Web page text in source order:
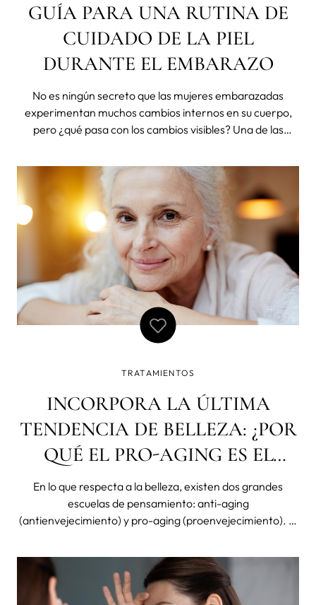
GUÍA PARA UNA RUTINA DE
CUIDADO DE LA PIEL
DURANTE EL EMBARAZO
No es ningún secreto que las mujeres embarazadas
experimentan muchos cambios internos en su cuerpo,
pero ¿qué pasa con los cambios visibles? Una de las
embarazada es el cuidado de la piel. ¿Qué ingredientes
puedes seguir utilizando? ¿Qué debes evitar
TRATAMIENTOS
INCORPORA LA ÚLTIMA
TENDENCIA DE BELLEZA: ¿POR
QUÉ EL PRO-AGING ES EL
NUEVO ANTI-AGING?
En lo que respecta a la belleza, existen dos grandes
escuelas de pensamiento: anti-aging
(antienvejecimiento) y pro-aging (proenvejecimiento). El
signos de la edad, mientras que la filosofía pro-aging
acepta el proceso natural de envejecimient